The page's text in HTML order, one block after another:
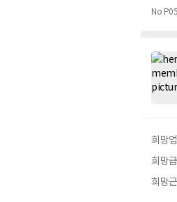
No P05
희망
희망
희망